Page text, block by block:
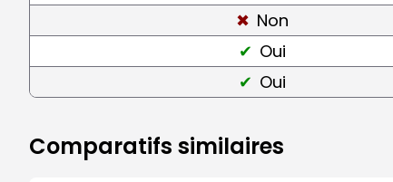
Non
Oui
Oui
Comparatifs similaires